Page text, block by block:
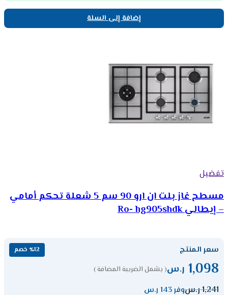
إضافة إلى السلة
تفضيل
مسطح غاز بلت ان ارو 90 سم 5 شعلة تحكم أمامي
– إيطالي Ro- hg905shdk
سعر المنتج ٪12 خصم
1,098 ر.س( يشمل الضريبة المضافة )
1,241ر.سوفر 143 ر.س